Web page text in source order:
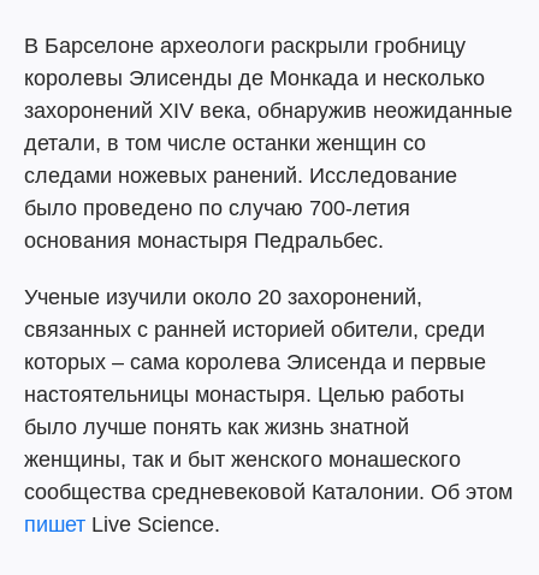
В Барселоне археологи раскрыли гробницу
королевы Элисенды де Монкада и несколько
захоронений XIV века, обнаружив неожиданные
детали, в том числе останки женщин со
следами ножевых ранений. Исследование
было проведено по случаю 700-летия
основания монастыря Педральбес.
Ученые изучили около 20 захоронений,
связанных с ранней историей обители, среди
которых – сама королева Элисенда и первые
настоятельницы монастыря. Целью работы
было лучше понять как жизнь знатной
женщины, так и быт женского монашеского
сообщества средневековой Каталонии. Об этом
пишет Live Science.